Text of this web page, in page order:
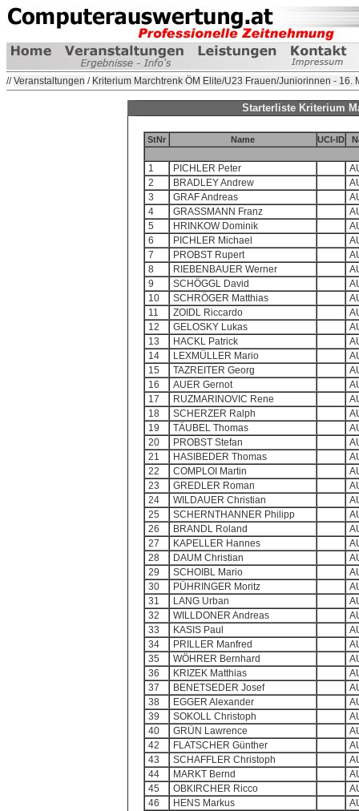
//Veranstaltungen / Kriterium Marchtrenk ÖM Elite/U23 Frauen/Juniorinnen - 16.
Starterliste Kriterium
StNr Name UCI-ID
1 PICHLER Peter
2
BRADLEY Andrew
3
GRAF Andreas
4
GRASSMANN Franz
5
HRINKOW Dominik
6
PICHLER Michael
7
PROBST Rupert
8
RIEBENBAUER Werner
9
SCHÖGGL David
10
SCHRÖGER Matthias
11
ZOIDL Riccardo
12
GELOSKY Lukas
13
HACKL Patrick
14
LEXMÜLLER Mario
15
TAZREITER Georg
16
AUER Gernot
17
RUZMARINOVIC Rene
18
SCHERZER Ralph
19
TÄUBEL Thomas
20
PROBST Stefan
21
HASIBEDER Thomas
22
COMPLOI Martin
23
GREDLER Roman
24
WILDAUER Christian
25
SCHERNTHANNER Philipp
26
BRANDL Roland
27
KAPELLER Hannes
28
DAUM Christian
29
SCHOIBL Mario
30
PÜHRINGER Moritz
31
LANG Urban
32
WILLDONER Andreas
33
KASIS Paul
34
PRILLER Manfred
35
WÖHRER Bernhard
36
KRIZEK Matthias
37
BENETSEDER Josef
38
EGGER Alexander
39
SOKOLL Christoph
40
GRÜN Lawrence
42
FLATSCHER Günther
43
SCHAFFLER Christoph
44
MARKT Bernd
45
OBKIRCHER Ricco
46
HENS Markus